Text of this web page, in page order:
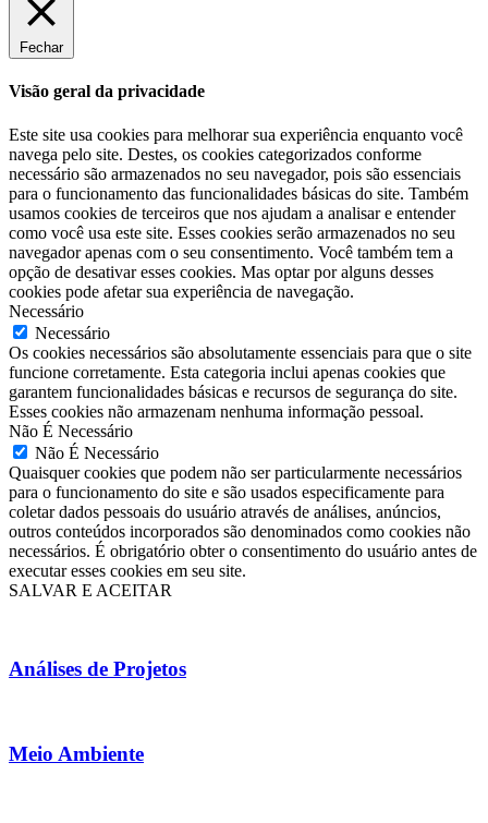
Fechar
Visão geral da privacidade
Este site usa cookies para melhorar sua experiência enquanto você
navega pelo site. Destes, os cookies categorizados conforme
necessário são armazenados no seu navegador, pois são essenciais
para o funcionamento das funcionalidades básicas do site. Também
usamos cookies de terceiros que nos ajudam a analisar e entender
como você usa este site. Esses cookies serão armazenados no seu
navegador apenas com o seu consentimento. Você também tem a
opção de desativar esses cookies. Mas optar por alguns desses
cookies pode afetar sua experiência de navegação.
Necessário
Necessário
Os cookies necessários são absolutamente essenciais para que o site
funcione corretamente. Esta categoria inclui apenas cookies que
garantem funcionalidades básicas e recursos de segurança do site.
Esses cookies não armazenam nenhuma informação pessoal.
Não É Necessário
Não É Necessário
Quaisquer cookies que podem não ser particularmente necessários
para o funcionamento do site e são usados especificamente para
coletar dados pessoais do usuário através de análises, anúncios,
outros conteúdos incorporados são denominados como cookies não
necessários. É obrigatório obter o consentimento do usuário antes de
executar esses cookies em seu site.
SALVAR E ACEITAR
Análises de Projetos
Meio Ambiente